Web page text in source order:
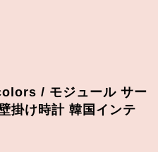
/ モジュール サー
掛け時計 韓国インテ